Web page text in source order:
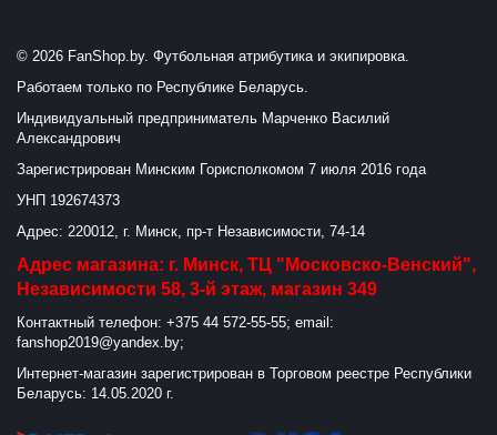
© 2026 FanShop.by. Футбольная атрибутика и экипировка.
Работаем только по Республике Беларусь.
Индивидуальный предприниматель Марченко Василий
Александрович
Зарегистрирован Минским Горисполкомом 7 июля 2016 года
УНП 192674373
Адрес: 220012, г. Минск, пр-т Независимости, 74-14
Адрес магазина: г. Минск, ТЦ "Московско-Венский",
Независимости 58, 3-й этаж, магазин 349
Контактный телефон: +375 44 572-55-55; email:
fanshop2019@yandex.by;
Интернет-магазин зарегистрирован в Торговом реестре Республики
Беларусь: 14.05.2020 г.